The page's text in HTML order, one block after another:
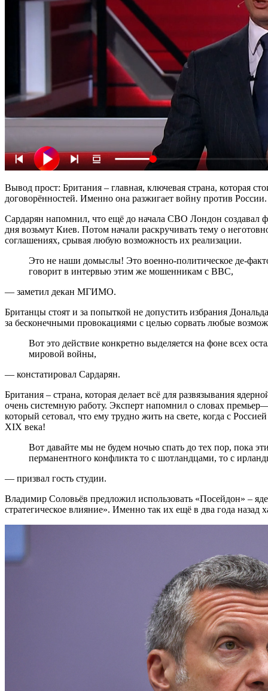
Вывод прост: Британия – главная, ключевая страна, которая
договорённостей. Именно она разжигает войну против России.
Сардарян напомнил, что ещё до начала СВО Лондон
дня возьмут Киев. Потом начали раскручивать тему о
соглашениях, срывая любую возможность их реализации.
Это не наши домыслы! Это военно-политическое де-факто руководство Украины об этом в открытую
говорит в интервью этим же мошенникам с BBC,
— заметил декан МГИМО.
Британцы стоят и за попыткой не допустить избрания
за бесконечными провокациями с целью сорвать любые
Вот это действие конкретно выделяется на фоне всех остальных тем, что это потенциально начало Третьей
мировой войны,
— констатировал Сардарян.
Британия – страна, которая делает всё для развязывания
очень системную работу. Эксперт напомнил о словах
который сетовал, что ему трудно жить на свете, когда с
XIX века!
Вот давайте мы не будем ночью спать до тех пор, пока эти подонки не будут находиться в состоянии
перманентного конфликта то с шотландцами, то с
— призвал гость студии.
Владимир Соловьёв предложил использовать «Посейдон» –
стратегическое влияние». Именно так их ещё в два года назад